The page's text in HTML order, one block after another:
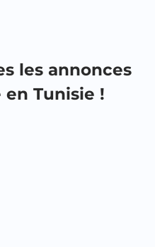
les annonces
Tunisie !